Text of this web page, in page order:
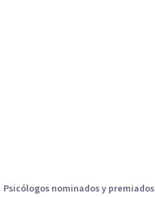
Psicólogos nominados y premiados